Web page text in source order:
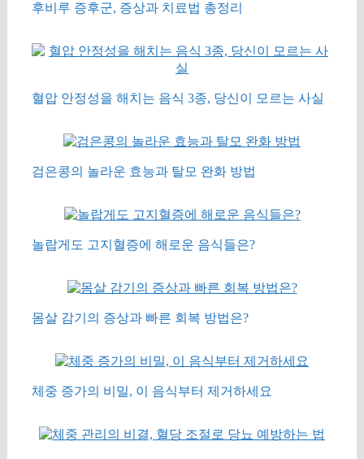
후비루 증후군, 증상과 치료법 총정리
혈압 안정성을 해치는 음식 3종, 당신이 모르는 사실
검은콩의 놀라운 효능과 탈모 완화 방법
놀랍게도 고지혈증에 해로운 음식들은?
몸살 감기의 증상과 빠른 회복 방법은?
체중 증가의 비밀, 이 음식부터 제거하세요